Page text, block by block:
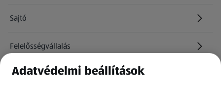
Sajtó
Felelősségvállalás
Információk
Adatvédelmi beállítások